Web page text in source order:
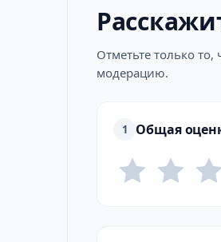
Отметьте только
модерацию.
1 Общая